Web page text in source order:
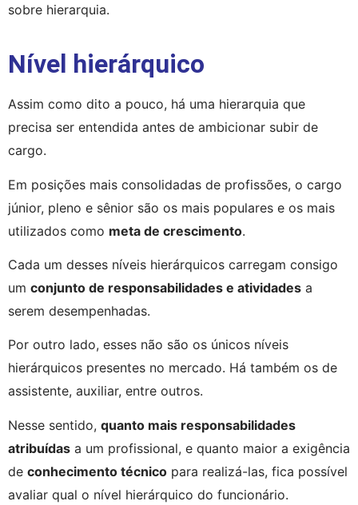
sobre hierarquia.
Nível hierárquico
Assim como dito a pouco, há uma hierarquia que
precisa ser entendida antes de ambicionar subir de
cargo.
Em posições mais consolidadas de profissões, o cargo
júnior, pleno e sênior são os mais populares e os mais
utilizados como meta de crescimento.
Cada um desses níveis hierárquicos carregam consigo
um conjunto de responsabilidades e atividades a
serem desempenhadas.
Por outro lado, esses não são os únicos níveis
hierárquicos presentes no mercado. Há também os de
assistente, auxiliar, entre outros.
Nesse sentido, quanto mais responsabilidades
atribuídas a um profissional, e quanto maior a exigência
de conhecimento técnico para realizá-las, fica possível
avaliar qual o nível hierárquico do funcionário.